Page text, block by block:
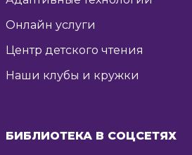
Онлайн услуги
Центр детского чтения
Наши клубы и кружки
БИБЛИОТЕКА В СОЦСЕТЯХ